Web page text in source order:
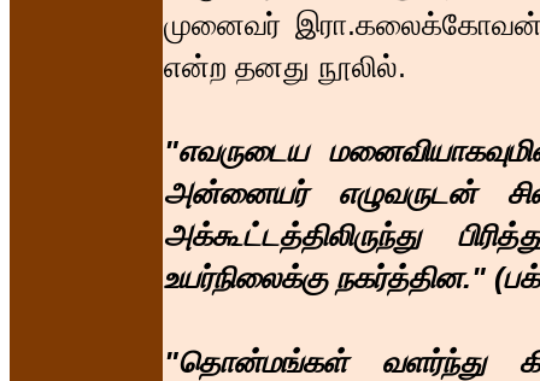
முனைவர் இரா.கலைக்கோவன்,
என்ற தனது நூலில்.
"எவருடைய
அன்னையர் எழுவருடன்
அக்கூட்டத்திலிருந்து
உயர்நிலைக்கு நகர்த்தின."
"தொன்மங்கள் வளர்ந்து